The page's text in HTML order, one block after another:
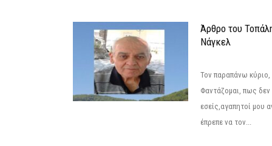
Άρθρο του
Νάγκελ
Τον παραπάνω
Φαντάζομαι, πως δεν
εσείς,αγαπητοί μου
έπρεπε να τον...